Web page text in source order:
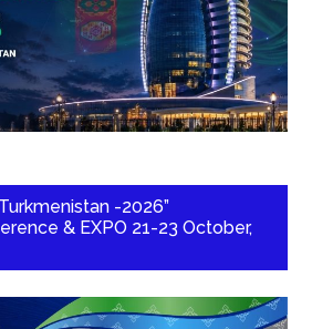
-2026”
& EXPO 21-23 October,